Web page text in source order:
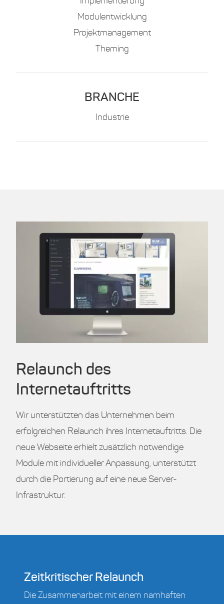
Modulentwicklung
Projektmanagement
Theming
BRANCHE
Industrie
Relaunch des
Internetauftritts
Wir unterstützten das Unternehmen beim
erfolgreichen Relaunch ihres Internetauftritts. Die
neue Webseite erhielt zusätzlich notwendige
Module mit individueller Anpassung, unterstützt
durch die Portierung auf eine neue Server-
Infrastruktur.
Zeitkritischer Relaunch
Die Zusammenarbeit mit einem namhaften